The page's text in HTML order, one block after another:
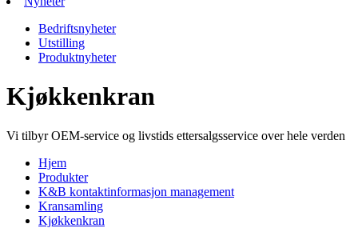
Bedriftsnyheter
Utstilling
Produktnyheter
Kjøkkenkran
Vi tilbyr OEM-service og livstids ettersalgsservice over hele verden
Hjem
Produkter
K&B kontaktinformasjon management
Kransamling
Kjøkkenkran